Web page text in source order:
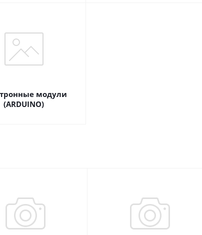
модули
(ARDUINO)